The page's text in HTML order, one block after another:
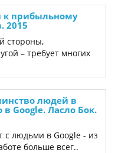
к прибыльному
2015
стороны,
– требует многих
людей в
Google. Ласло Бок.
с людьми в Google - из
больше всег..